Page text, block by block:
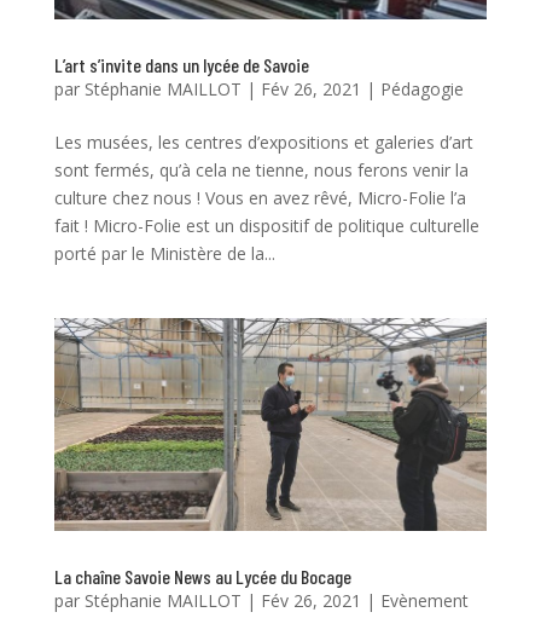
L’art s’invite dans un lycée de Savoie
par Stéphanie MAILLOT | Fév 26, 2021 | Pédagogie
Les musées, les centres d’expositions et galeries d’art
sont fermés, qu’à cela ne tienne, nous ferons venir la
culture chez nous ! Vous en avez rêvé, Micro-Folie l’a
fait ! Micro-Folie est un dispositif de politique culturelle
porté par le Ministère de la...
La chaîne Savoie News au Lycée du Bocage
par Stéphanie MAILLOT | Fév 26, 2021 | Evènement